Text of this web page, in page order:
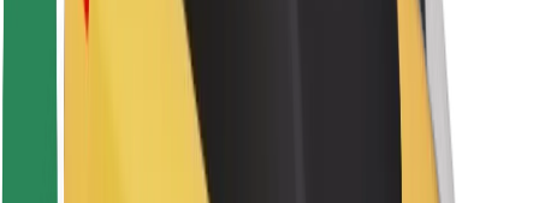
Seguridad para usuarios
Seguridad para conductores
Seguridad para patinetes
Laboratorio de seguridad